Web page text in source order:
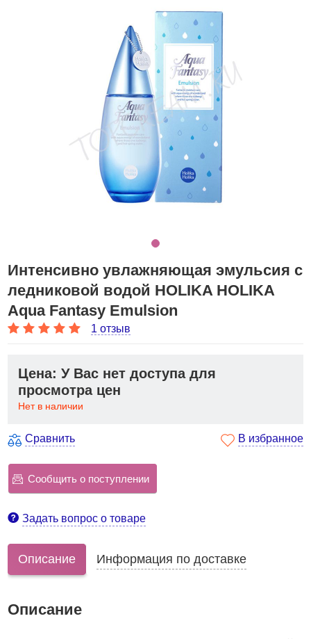
Интенсивно увлажняющая эмульсия с
ледниковой водой HOLIKA HOLIKA
Aqua Fantasy Emulsion
1 отзыв
Цена: У Вас нет доступа для
просмотра цен
Нет в наличии
Сравнить В избранное
Сообщить о поступлении
Задать вопрос о товаре
Описание Информация по доставке
Описание